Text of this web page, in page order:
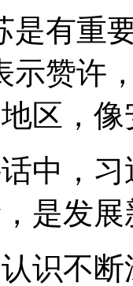
是有重
示赞许
区，
中，
是发
识不